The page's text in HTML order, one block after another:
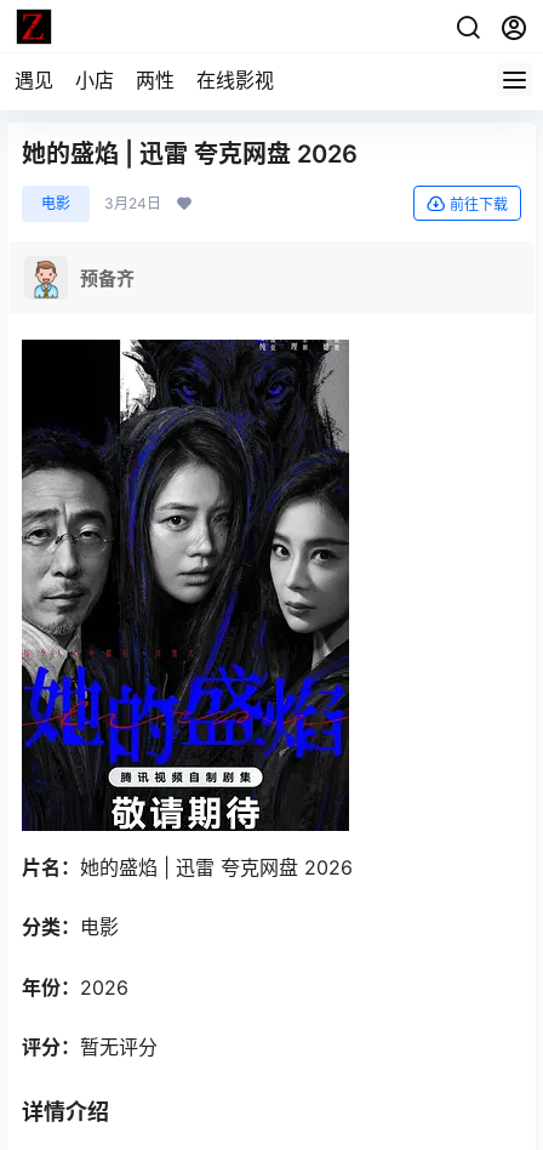
遇见 小店 两性 在线影视
她的盛焰 | 迅雷 夸克网盘 2026
电影 3月24日 前往下载
预备齐
片名： 她的盛焰 | 迅雷 夸克网盘 2026
分类： 电影
年份： 2026
评分： 暂无评分
详情介绍